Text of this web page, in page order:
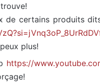
certains produits
plus!
https://